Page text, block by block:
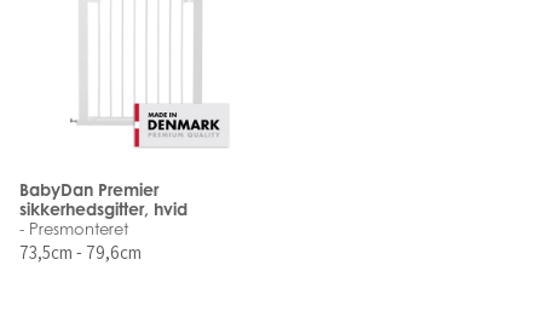
BabyDan Premier
sikkerhedsgitter, hvid
- Presmonteret
73,5cm - 79,6cm